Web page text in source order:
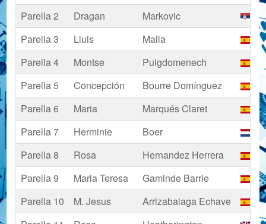
Parella 2
Dragan Markovic
Parella 3
Lluis Malla
Parella 4
Montse Puigdomenech
Parella 5
Concepción Bourre Domínguez
Parella 6
Maria Marqués Claret
Parella 7
Herminie Boer
Parella 8
Rosa Hernandez Herrera
Parella 9
Maria Teresa Gaminde Barrie
Parella 10
M. Jesus Arrizabalaga Echave